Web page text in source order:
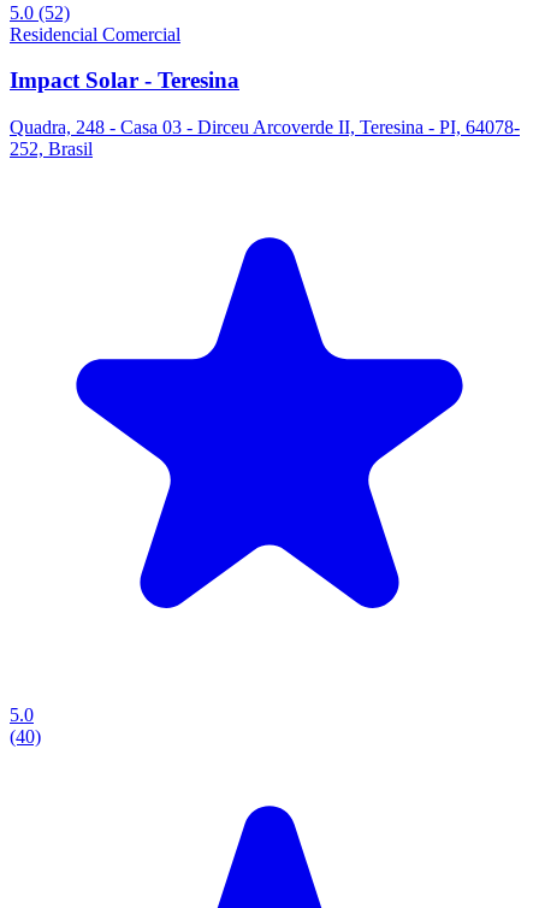
5.0 (52)
Residencial Comercial
Impact Solar - Teresina
Quadra, 248 - Casa 03 - Dirceu Arcoverde II, Teresina - PI, 64078-
252, Brasil
5.0
(40)